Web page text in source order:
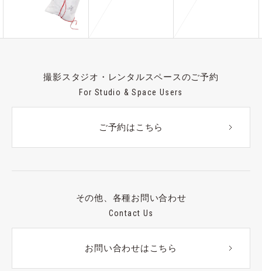
撮影スタジオ・レンタルスペースのご予約
For Studio & Space Users
ご予約はこちら
その他、各種お問い合わせ
Contact Us
お問い合わせはこちら